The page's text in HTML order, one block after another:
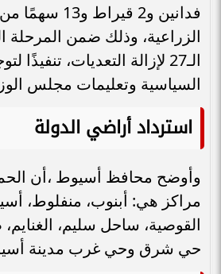
فدانين و2 قيراط
الزراعية، وذلك ضمن المرحلة
الـ27 لإزالة التعديات، تنفيذًا
السياسية وتعليمات مجلس
استرداد أراضي الدولة
مراكز هي: أبنوب، منفلوط،
القوصية، ساحل سليم،
حي شرق وحي غرب مدينة